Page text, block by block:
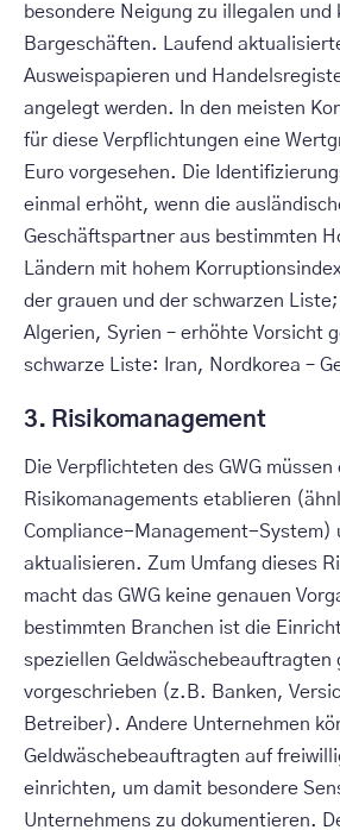
besondere Neigung zu illegalen und
Bargeschäften. Laufend
Ausweispapieren und
angelegt werden. In den meisten
für diese Verpflichtungen eine
Euro vorgesehen. Die
einmal erhöht, wenn die
Geschäftspartner aus bestimmten
Ländern mit hohem
der grauen und der schwarzen
Algerien, Syrien – erhöhte Vorsicht
schwarze Liste: Iran, Nordkorea –
3. Risikomanagement
Die Verpflichteten des GWG
Risikomanagements etablieren
Compliance-Management-System)
aktualisieren. Zum Umfang dieses
macht das GWG keine genauen
bestimmten Branchen ist die
speziellen Geldwäschebeauftragten
vorgeschrieben (z.B. Banken,
Betreiber). Andere Unternehmen
Geldwäschebeauftragten auf
einrichten, um damit besondere
Unternehmens zu dokumentieren.